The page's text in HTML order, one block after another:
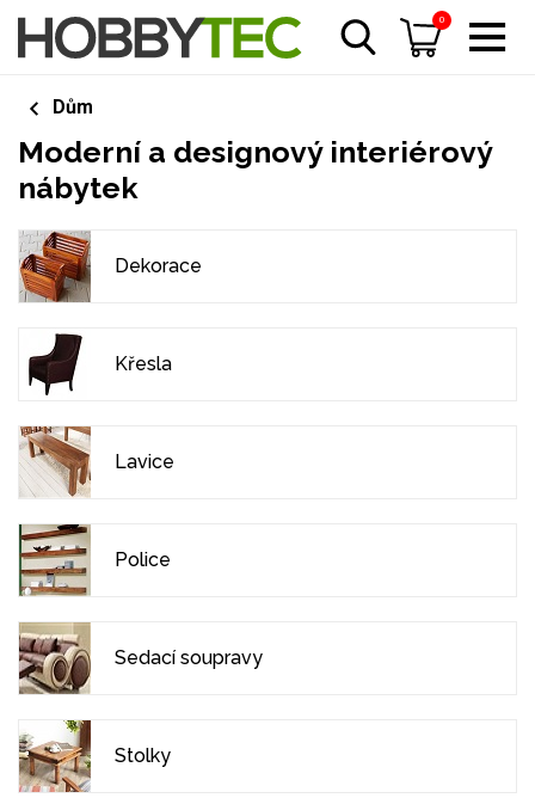
0
Dům
Moderní a designový interiérový
nábytek
Dekorace
Křesla
Lavice
Police
Sedací soupravy
Stolky